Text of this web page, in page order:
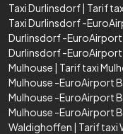
Taxi Durlinsdorf| Tarif
Taxi Durlinsdorf -
Durlinsdorf -
Durlinsdorf -
Mulhouse | Tarif taxi
Mulhouse -EuroAirport
Mulhouse -EuroAirport
Mulhouse -EuroAirport
Waldighoffen | Tarif taxi